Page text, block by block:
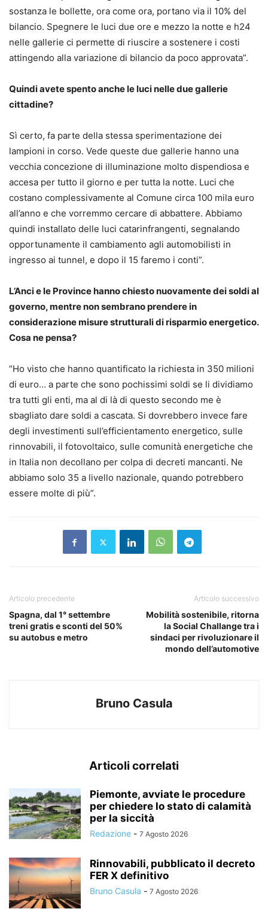
sostanza le bollette, ora come ora, portano via il 10% del
bilancio. Spegnere le luci due ore e mezzo la notte e h24
nelle gallerie ci permette di riuscire a sostenere i costi
attingendo alla variazione di bilancio da poco approvata”.
Quindi avete spento anche le luci nelle due gallerie
cittadine?
Sì certo, fa parte della stessa sperimentazione dei
lampioni in corso. Vede queste due gallerie hanno una
vecchia concezione di illuminazione molto dispendiosa e
accesa per tutto il giorno e per tutta la notte. Luci che
costano complessivamente al Comune circa 100 mila euro
all’anno e che vorremmo cercare di abbattere. Abbiamo
quindi installato delle luci catarinfrangenti, segnalando
opportunamente il cambiamento agli automobilisti in
ingresso ai tunnel, e dopo il 15 faremo i conti”.
L’Anci e le Province hanno chiesto nuovamente dei soldi al
governo, mentre non sembrano prendere in
considerazione misure strutturali di risparmio energetico.
Cosa ne pensa?
“Ho visto che hanno quantificato la richiesta in 350 milioni
di euro… a parte che sono pochissimi soldi se li dividiamo
tra tutti gli enti, ma al di là di questo secondo me è
sbagliato dare soldi a cascata. Si dovrebbero invece fare
degli investimenti sull’efficientamento energetico, sulle
rinnovabili, il fotovoltaico, sulle comunità energetiche che
in Italia non decollano per colpa di decreti mancanti. Ne
abbiamo solo 35 a livello nazionale, quando potrebbero
essere molte di più”.
Articolo precedente
Spagna, dal 1° settembre
treni gratis e sconti del 50%
su autobus e metro
Articolo successivo
Mobilità sostenibile, ritorna
la Social Challange tra i
sindaci per rivoluzionare il
mondo dell’automotive
Bruno Casula
Articoli correlati
Piemonte, avviate le procedure
per chiedere lo stato di calamità
per la siccità
Redazione - 7 Agosto 2026
Rinnovabili, pubblicato il decreto
FER X definitivo
Bruno Casula - 7 Agosto 2026